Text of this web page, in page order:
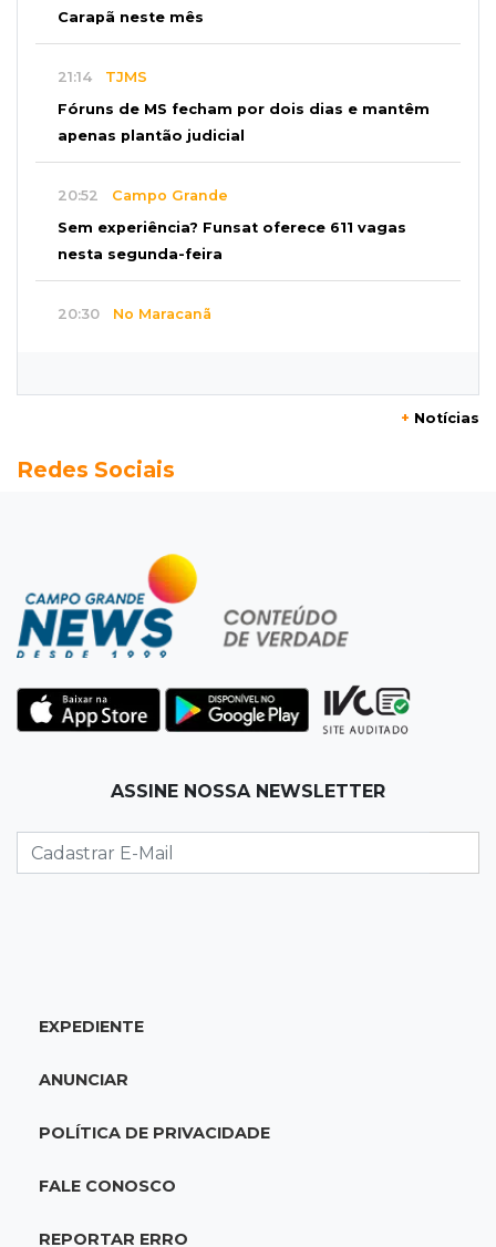
Carapã neste mês
21:14 TJMS
Fóruns de MS fecham por dois dias e mantêm
apenas plantão judicial
20:52 Campo Grande
Sem experiência? Funsat oferece 611 vagas
nesta segunda-feira
20:30 No Maracanã
Seleções em MS têm salários de até R$ 8,2 mil;
Jardim Itatiaia
Vigia é amarrado durante roubo de carro e
dois caminhões em pátio
Corinthians vence Bragantino por 2 a 0 e sobe
para 7º no Brasileirão
Na Vila Belmiro
lugar no Brasileirão
18:33Em 2022
adolescente atropelada no Amazonas
Palmeiras e Inter ficam no 0 a 0 pela 22ª
+ Notícias
Redes Sociais
ASSINE NOSSA NEWSLETTER
EXPEDIENTE
ANUNCIAR
POLÍTICA DE PRIVACIDADE
FALE CONOSCO
REPORTAR ERRO